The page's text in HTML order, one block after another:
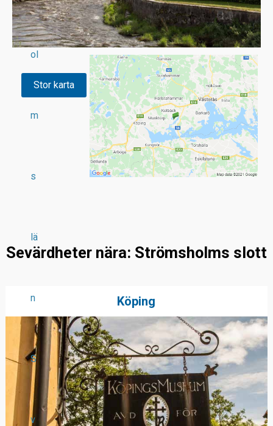
ol
m
s
lä
n
S
v
Stor karta
Sevärdheter nära: Strömsholms slott
Köping